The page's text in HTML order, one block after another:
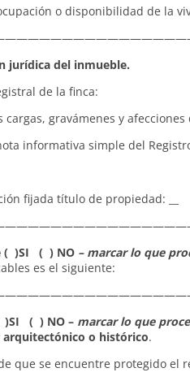
o disponibilidad de la
del inmueble.
de la finca:
cargas, gravámenes y
informativa simple del
fijada título de propiedad: __
( )SI ( ) NO – marcar lo que
es el siguiente:
)SI ( ) NO –marcar lo que
o histórico.
que se encuentre protegido el